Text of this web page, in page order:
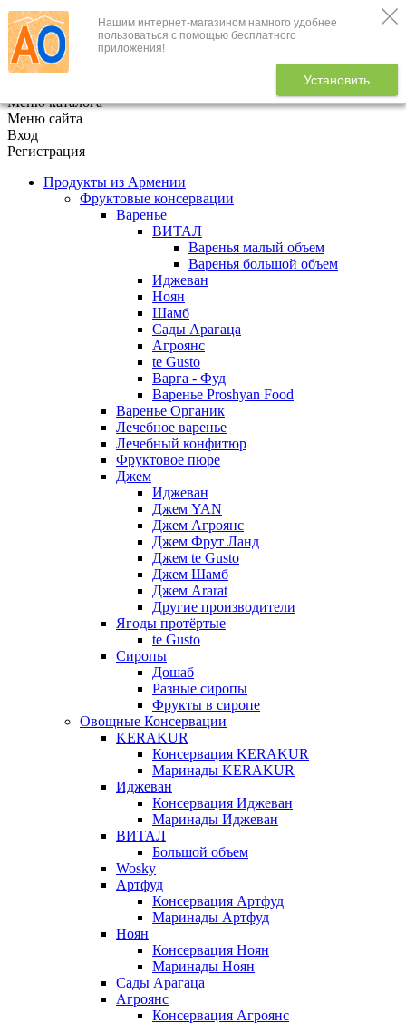
Нашим интернет-магазином намного удобнее
пользоваться с помощью бесплатного
приложения!
Установить
+7 (495) 646-888-1
В корзине
Меню каталога
Меню сайта
Вход
Регистрация
Продукты из Армении
Фруктовые консервации
Варенье
ВИТАЛ
Варенья малый объем
Варенья большой объем
Иджеван
Ноян
Шамб
Сады Арагаца
Агроянс
te Gusto
Варга - Фуд
Варенье Proshyan Food
Варенье Органик
Лечебное варенье
Лечебный конфитюр
Фруктовое пюре
Джем
Иджеван
Джем YAN
Джем Агроянс
Джем Фрут Ланд
Джем te Gusto
Джем Шамб
Джем Ararat
Другие производители
Ягоды протёртые
te Gusto
Сиропы
Дошаб
Разные сиропы
Фрукты в сиропе
Овощные Консервации
KERAKUR
Консервация KERAKUR
Маринады KERAKUR
Иджеван
Консервация Иджеван
Маринады Иджеван
ВИТАЛ
Большой объем
Wosky
Артфуд
Консервация Артфуд
Маринады Артфуд
Ноян
Консервация Ноян
Маринады Ноян
Сады Арагаца
Агроянс
Консервация Агроянс